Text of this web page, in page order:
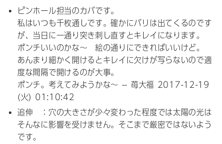
ピンホール担当のカバです。
私はいつも千枚通しです。確かにバリは出てくるのです
が、当日に一通り突き刺し直すとキレイになります。
ポンチいいのかな～ 絵の通りにできればいいけど。
あんまり細かく開けるとキレイに欠けが写らないので適
度な間隔で開けるのが大事。
ポンチ。考えてみようかな～ -- 苺大福 2017-12-19
(火) 01:10:42
追伸 ：穴の大きさが少々変わった程度では太陽の光は
そんなに影響を受けません。そこまで厳密ではないよう
です。